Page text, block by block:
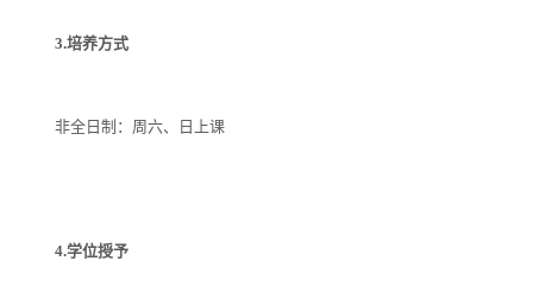
3.培养方式
非全日制：周六、日上课
4.学位授予